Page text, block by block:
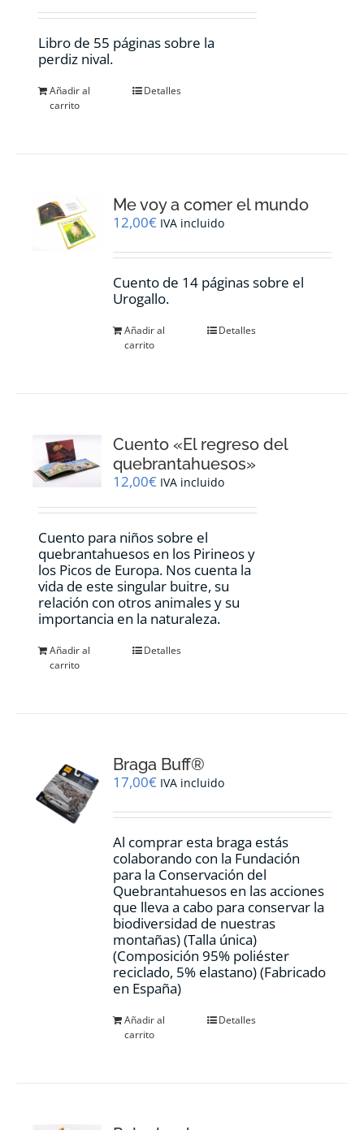
Libro de 55 páginas sobre la
perdiz nival.
Añadir al
carrito
Detalles
Me voy a comer el mundo
12,00€ IVA incluido
Cuento de 14 páginas sobre el
Urogallo.
Añadir al
carrito
Detalles
Cuento «El regreso del
quebrantahuesos»
12,00€ IVA incluido
Cuento para niños sobre el
quebrantahuesos en los Pirineos y
los Picos de Europa. Nos cuenta la
vida de este singular buitre, su
relación con otros animales y su
importancia en la naturaleza.
Añadir al
carrito
Detalles
Braga Buff®
17,00€ IVA incluido
Al comprar esta braga estás
colaborando con la Fundación
para la Conservación del
Quebrantahuesos en las acciones
que lleva a cabo para conservar la
biodiversidad de nuestras
montañas) (Talla única)
(Composición 95% poliéster
reciclado, 5% elastano) (Fabricado
en España)
Añadir al
carrito
Detalles